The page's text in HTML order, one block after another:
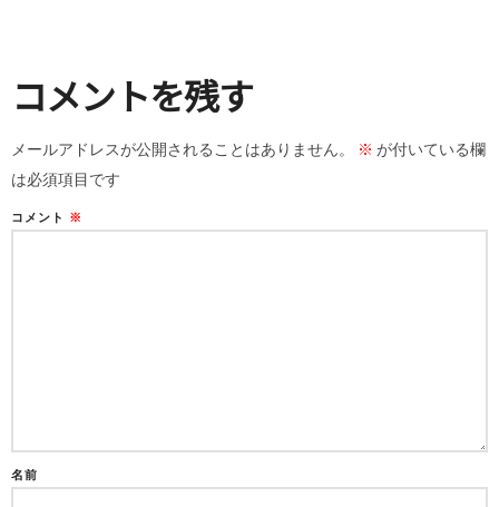
コメントを残す
メールアドレスが公開されることはありません。 ※ が付いている欄
は必須項目です
コメント ※
名前